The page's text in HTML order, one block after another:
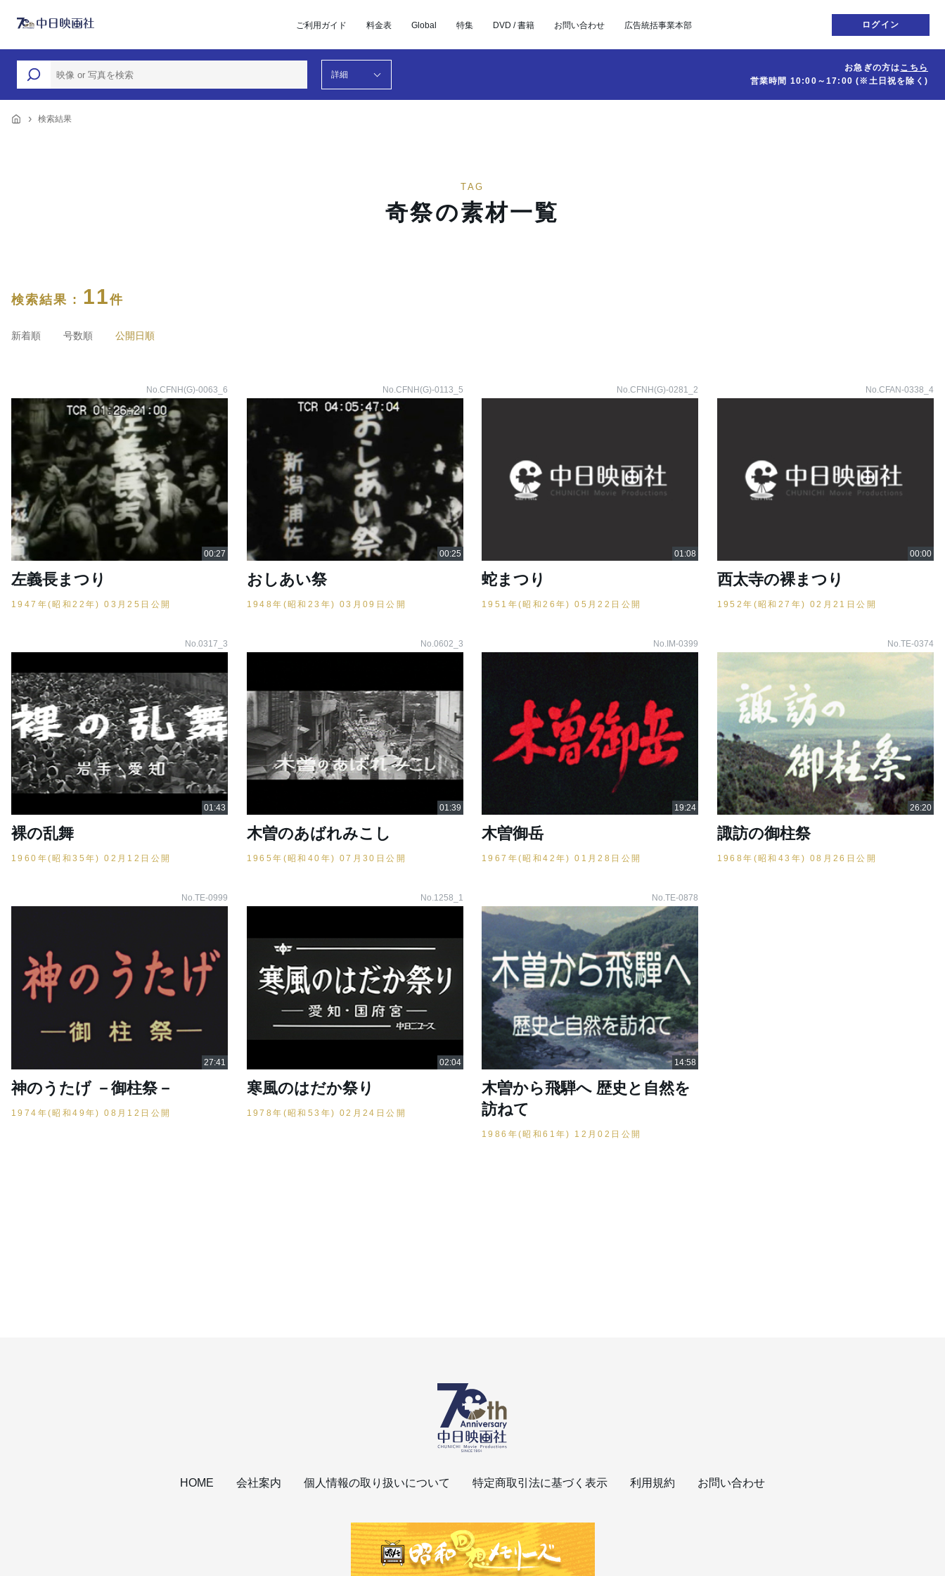
ご利用ガイド 料金表 Global 特集 DVD / 書籍 お問い合わせ 広告統括事業本部 ログイン
詳細
お急ぎの方はこちら
営業時間 10:00～17:00(※土日祝を除く)
検索結果
TAG
奇祭の素材一覧
検索結果 : 11件
新着順 号数順 公開日順
No.CFNH(G)-0063_6
左義長まつり
1947年(昭和22年) 03月25日公開
No.CFNH(G)-0113_5
おしあい祭
1948年(昭和23年) 03月09日公開
No.CFNH(G)-0281_2
蛇まつり
1951年(昭和26年) 05月22日公開
No.CFAN-0338_4
西太寺の裸まつり
1952年(昭和27年) 02月21日公開
No.0317_3
裸の乱舞
1960年(昭和35年) 02月12日公開
No.0602_3
木曽のあばれみこし
1965年(昭和40年) 07月30日公開
No.IM-0399
木曽御岳
1967年(昭和42年) 01月28日公開
No.TE-0374
諏訪の御柱祭
1968年(昭和43年) 08月26日公開
No.TE-0999
神のうたげ －御柱祭－
1974年(昭和49年) 08月12日公開
No.1258_1
寒風のはだか祭り
1978年(昭和53年) 02月24日公開
No.TE-0878
木曽から飛騨へ 歴史と自然を
訪ねて
1986年(昭和61年) 12月02日公開
HOME 会社案内 個人情報の取り扱いについて 特定商取引法に基づく表示 利用規約 お問い合わせ